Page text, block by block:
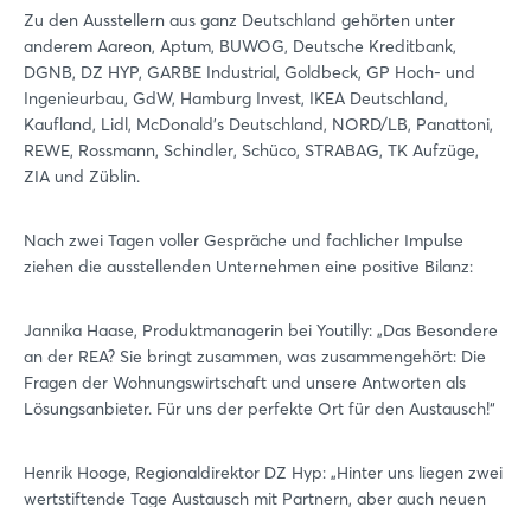
Zu den Ausstellern aus ganz Deutschland gehörten unter
anderem Aareon, Aptum, BUWOG, Deutsche Kreditbank,
DGNB, DZ HYP, GARBE Industrial, Goldbeck, GP Hoch- und
Ingenieurbau, GdW, Hamburg Invest, IKEA Deutschland,
Kaufland, Lidl, McDonald's Deutschland, NORD/LB, Panattoni,
REWE, Rossmann, Schindler, Schüco, STRABAG, TK Aufzüge,
ZIA und Züblin.
Nach zwei Tagen voller Gespräche und fachlicher Impulse
ziehen die ausstellenden Unternehmen eine positive Bilanz:
Jannika Haase, Produktmanagerin bei Youtilly: „Das Besondere
an der REA? Sie bringt zusammen, was zusammengehört: Die
Fragen der Wohnungswirtschaft und unsere Antworten als
Lösungsanbieter. Für uns der perfekte Ort für den Austausch!“
Henrik Hooge, Regionaldirektor DZ Hyp: „Hinter uns liegen zwei
wertstiftende Tage Austausch mit Partnern, aber auch neuen